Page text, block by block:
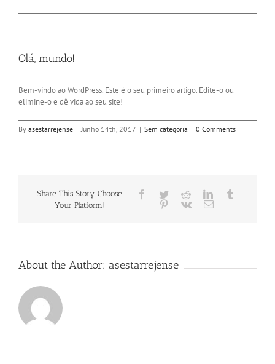
Olá, mundo!
Bem-vindo ao WordPress. Este é o seu primeiro artigo. Edite-o ou
elimine-o e dê vida ao seu site!
By asestarrejense | Junho 14th, 2017 | Sem categoria | 0 Comments
Share This Story, Choose
Your Platform!
Facebook
TwitterRedditLinkedIn
Pinterest
Vk Email
About the Author: asestarrejense